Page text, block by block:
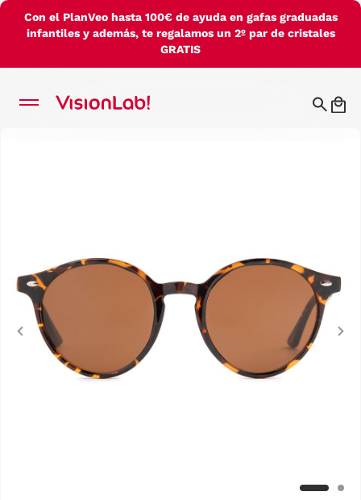
Con el PlanVeo hasta 100€ de ayuda en gafas graduadas
infantiles y además, te regalamos un 2º par de cristales
GRATIS
Previous